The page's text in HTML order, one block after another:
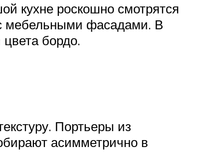
кухне роскошно смотрятся
с мебельными фасадами. В
бордо.
Портьеры из
асимметрично в